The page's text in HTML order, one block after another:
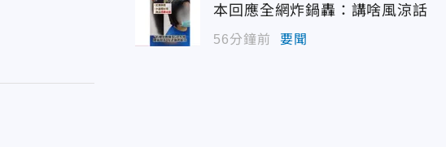
本回應全網炸鍋轟：講啥風涼話
56分鐘前 要聞